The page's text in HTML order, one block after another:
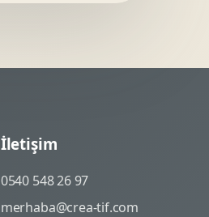
İletişim
0540 548 26 97
merhaba@crea-tif.com